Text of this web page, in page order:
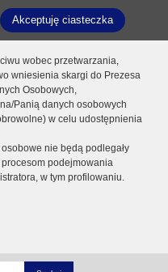
Akceptuję ciasteczka
wobec przetwarzania,
wniesienia skargi do Prezesa
Osobowych,
Panią danych osobowych
w celu udostępnienia
nie będą podlegały
podejmowania
w tym profilowaniu.